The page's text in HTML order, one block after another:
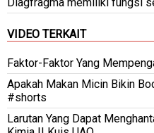
VIDEO TERKAIT
Faktor-Faktor Yang
Apakah Makan Micin Bikin
#shorts
Larutan Yang Dapat